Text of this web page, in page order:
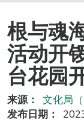
根与魂
活动开
台花园
来源：
文化局（
发布日期：